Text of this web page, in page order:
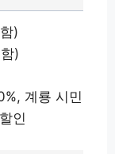
)
)
계룡 시민
인